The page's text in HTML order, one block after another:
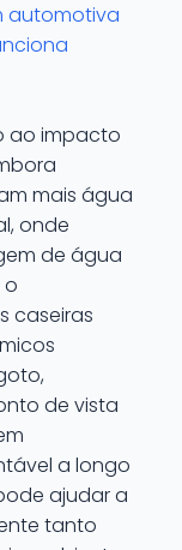
automotiva
ao impacto
mais água
onde
de água
o
caseiras
de vista
a longo
ajudar a
tanto